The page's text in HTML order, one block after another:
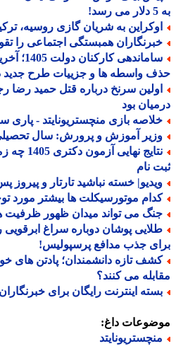
به شریان گازی روسیه، ترکیه و
همبستگی اجتماعی را تقویت
ساماندهی
واسطه ها و جزییات طرح جدید
سرنخ درباره قتل حمید رضا رجب
بود
بازی منچستریونایتد - پاری سن
آموزش و پرورش: سال تحصیلی
نتایج نهایی
نام
خسته نباشید تارتار و پیروز پس
موتورسیکلت ها بیشتر مورد توجه
می تواند میدان ظهور ظرفیت
پوشان دوباره سراغ ابرقویی
جذب مدافع پرسپولیس!
تازه دانشمندان؛ پادتن های
می کنند؟
اینترنت رایگان برای خبرنگاران
داغ: